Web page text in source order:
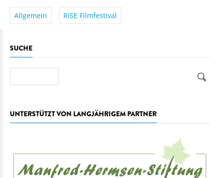
Allgemein RISE Filmfestival
SUCHE
UNTERSTÜTZT VON LANGJÄHRIGEM PARTNER